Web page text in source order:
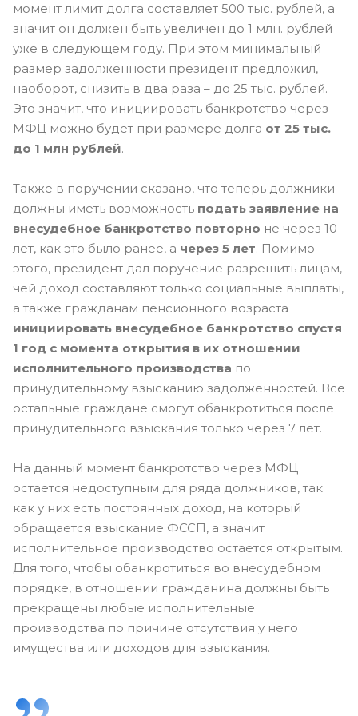
момент лимит долга составляет 500 тыс. рублей, а
значит он должен быть увеличен до 1 млн. рублей
уже в следующем году. При этом минимальный
размер задолженности президент предложил,
наоборот, снизить в два раза – до 25 тыс. рублей.
Это значит, что инициировать банкротство через
МФЦ можно будет при размере долга от 25 тыс.
до 1 млн рублей.
Также в поручении сказано, что теперь должники
должны иметь возможность подать заявление на
внесудебное банкротство повторно не через 10
лет, как это было ранее, а через 5 лет. Помимо
этого, президент дал поручение разрешить лицам,
чей доход составляют только социальные выплаты,
а также гражданам пенсионного возраста
инициировать внесудебное банкротство спустя
1 год с момента открытия в их отношении
исполнительного производства по
принудительному взысканию задолженностей. Все
остальные граждане смогут обанкротиться после
принудительного взыскания только через 7 лет.
На данный момент банкротство через МФЦ
остается недоступным для ряда должников, так
как у них есть постоянных доход, на который
обращается взыскание ФССП, а значит
исполнительное производство остается открытым.
Для того, чтобы обанкротиться во внесудебном
порядке, в отношении гражданина должны быть
прекращены любые исполнительные
производства по причине отсутствия у него
имущества или доходов для взыскания.